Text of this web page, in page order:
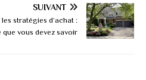
SUIVANT
stratégies d’achat :
que vous devez savoir